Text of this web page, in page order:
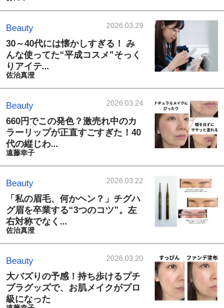
Beauty 2026.03.29
30～40代には懐かしすぎる！ み
んな使ってた“平成コスメ”そっく
りアイテ...
佐治真澄
Beauty 2026.03.24
660円でこの発色？激売れ中のカ
ラーリップが正直すごすぎた！40
代の縦じわ...
遠藤幸子
Beauty 2026.03.22
「私の眉毛、何かヘン？」チグハ
グ眉を卒業する“3つのコツ”。左
右対称でなく...
佐治真澄
Beauty 2026.03.20
大バズりの予感！持ち歩けるプチ
プラグッズで、お肌メイクがプロ
級になった